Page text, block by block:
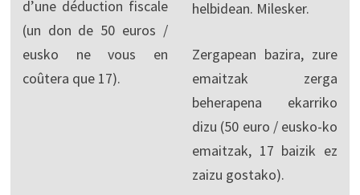
d’une déduction fiscale
(un don de 50 euros /
eusko ne vous en
coûtera que 17).
helbidean. Milesker.
Zergapean bazira, zure
emaitzak zerga
beherapena ekarriko
dizu (50 euro / eusko-ko
emaitzak, 17 baizik ez
zaizu gostako).